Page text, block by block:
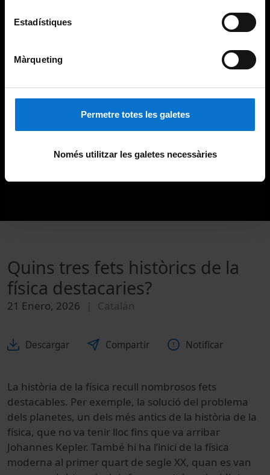
Estadístiques
Màrqueting
Permetre totes les galetes
Només utilitzar les galetes necessàries
Quins tres fets històrics de la
física destacaries?
21 Enero, 2026 Catalán
Descargar Compartir Notificar
La història de la física recull nombrosos fets
destacables. Per exemple, la solució del problema
dels planetes, un dels més antics de la història de la
física, que no va tenir lloc fins que va arribar
Johannes Kepler. També hi ha l’inici de la física
moderna al primer quart de segle XX, quan es van